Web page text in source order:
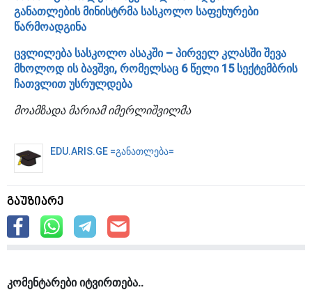
განათლების მინისტრმა სასკოლო საფეხურები
წარმოადგინა
ცვლილება სასკოლო ასაკში – პირველ კლასში შევა
მხოლოდ ის ბავშვი, რომელსაც 6 წელი 15 სექტემბრის
ჩათვლით უსრულდება
მოამზადა მარიამ იმერლიშვილმა
EDU.ARIS.GE =განათლება=
გაუზიარე
კომენტარები იტვირთება